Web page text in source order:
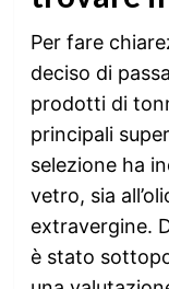
Per fare
deciso di
prodotti di
principali
selezione ha
vetro, sia
extravergine.
è stato